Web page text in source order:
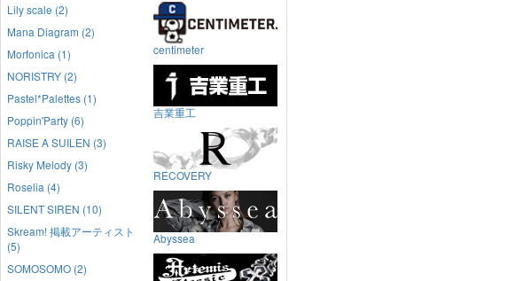
Lily scale (2)
Mana Diagram (2)
Morfonica (1)
NORISTRY (2)
Pastel*Palettes (1)
Poppin'Party (6)
RAISE A SUILEN (3)
Risky Melody (3)
Roselia (4)
SILENT SIREN (10)
Skream! 掲載アーティスト
(5)
SOMOSOMO (2)
centimeter
吉業重工
RECOVERY
Abyssea